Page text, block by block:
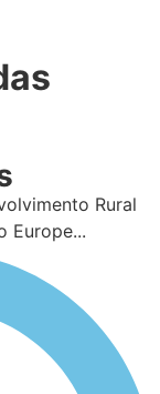
Rural
Europe...